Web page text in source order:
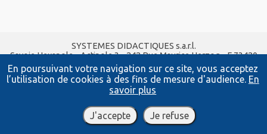
En poursuivant votre navigation sur ce site, vous acceptez
l’utilisation de cookies à des fins de mesure d'audience. En
savoir plus
J'accepte Je refuse
SYSTEMES DIDACTIQUES s.a.r.l.
Savoie Hexapole - Actipole 3 - 242 Rue Maurice Herzog - F 73420
VIVIERS DU LAC
Tel : 04 56 42 80 70| Fax :04 56 42 80 71
xavier.granjon@systemes-didactiques.fr
systemes-didactiques.fr